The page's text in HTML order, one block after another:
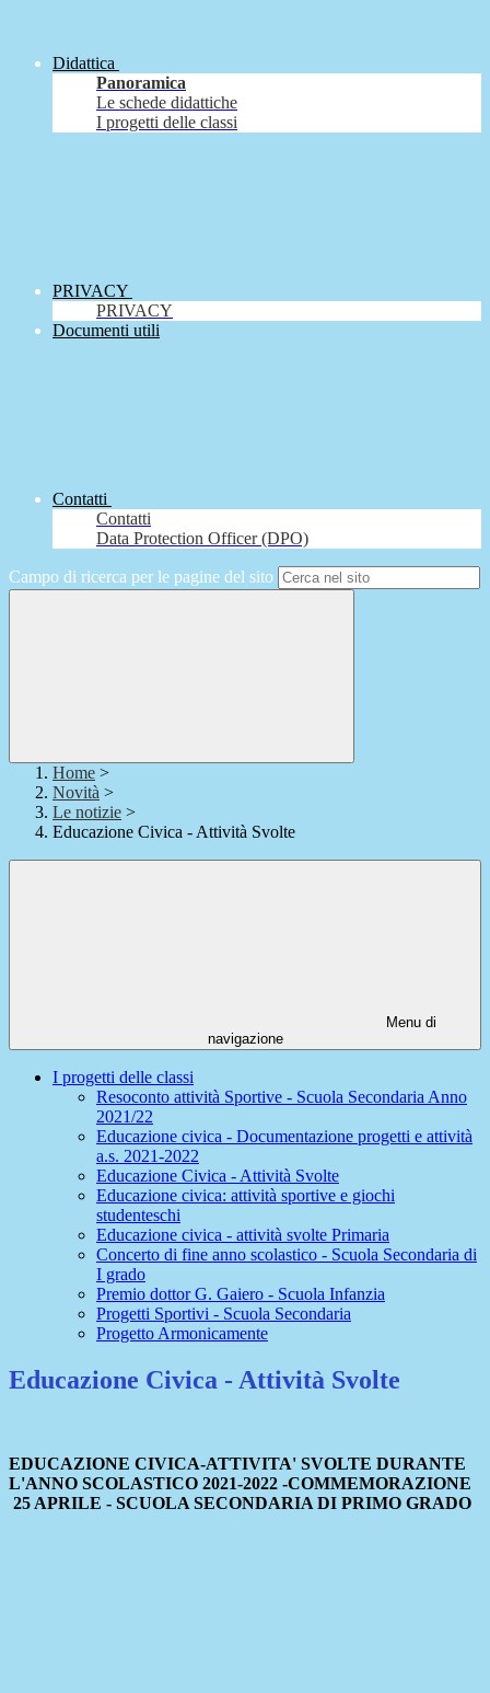
Didattica
Panoramica
Le schede didattiche
I progetti delle classi
PRIVACY
PRIVACY
Documenti utili
Contatti
Contatti
Data Protection Officer (DPO)
Campo di ricerca per le pagine del sito
Home >
Novità >
Le notizie >
Educazione Civica - Attività Svolte
Menu di
navigazione
I progetti delle classi
Resoconto attività Sportive - Scuola Secondaria Anno
2021/22
Educazione civica - Documentazione progetti e attività
a.s. 2021-2022
Educazione Civica - Attività Svolte
Educazione civica: attività sportive e giochi
studenteschi
Educazione civica - attività svolte Primaria
Concerto di fine anno scolastico - Scuola Secondaria di
I grado
Premio dottor G. Gaiero - Scuola Infanzia
Progetti Sportivi - Scuola Secondaria
Progetto Armonicamente
Educazione Civica - Attività Svolte
EDUCAZIONE CIVICA-ATTIVITA' SVOLTE DURANTE
L'ANNO SCOLASTICO 2021-2022 -COMMEMORAZIONE
25 APRILE - SCUOLA SECONDARIA DI PRIMO GRADO